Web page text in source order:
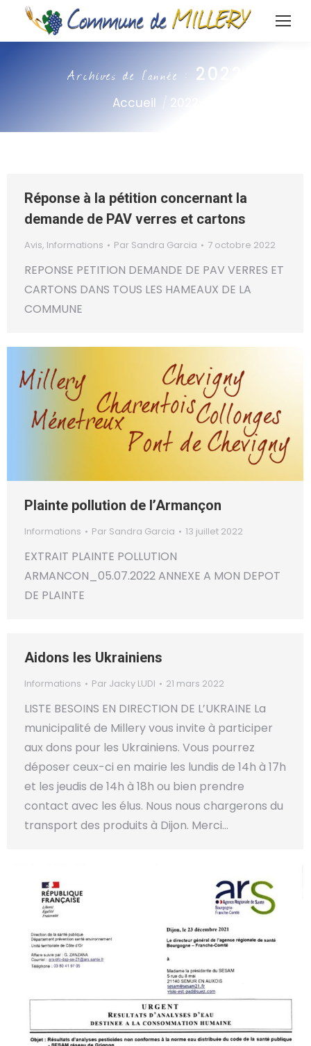
Archives de l’année : 2022
Vous êtes ici :
Accueil 2022
Réponse à la pétition concernant la
demande de PAV verres et cartons
Avis, Informations Par Sandra Garcia 7 octobre 2022
REPONSE PETITION DEMANDE DE PAV VERRES ET
CARTONS DANS TOUS LES HAMEAUX DE LA
COMMUNE
Plainte pollution de l’Armançon
Informations Par Sandra Garcia 13 juillet 2022
EXTRAIT PLAINTE POLLUTION
ARMANCON_05.07.2022 ANNEXE A MON DEPOT
DE PLAINTE
Aidons les Ukrainiens
Informations Par Jacky LUDI 21 mars 2022
LISTE BESOINS EN DIRECTION DE L’UKRAINE La
municipalité de Millery vous invite à participer
aux dons pour les Ukrainiens. Vous pourrez
déposer ceux-ci en mairie les lundis de 14h à 17h
et les jeudis de 14h à 18h ou bien prendre
contact avec les élus. Nous nous chargerons du
transport des produits à Dijon. Merci…